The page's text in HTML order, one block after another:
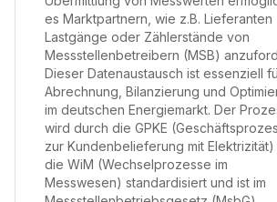
es Marktpartnern, wie z.B. Lieferanten
Lastgänge oder Zählerstände von
Messstellenbetreibern (MSB)
Dieser Datenaustausch ist essenziell
Abrechnung, Bilanzierung und
im deutschen Energiemarkt. Der
wird durch die GPKE
zur Kundenbelieferung mit Elektrizität)
die WiM (Wechselprozesse im
Messwesen) standardisiert und ist im